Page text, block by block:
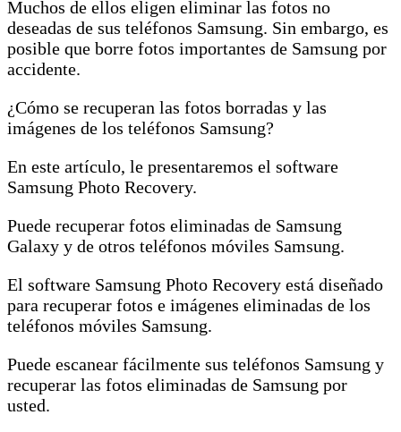
Muchos de ellos eligen eliminar las fotos no
deseadas de sus teléfonos Samsung. Sin embargo, es
posible que borre fotos importantes de Samsung por
accidente.
¿Cómo se recuperan las fotos borradas y las
imágenes de los teléfonos Samsung?
En este artículo, le presentaremos el software
Samsung Photo Recovery.
Puede recuperar fotos eliminadas de Samsung
Galaxy y de otros teléfonos móviles Samsung.
El software Samsung Photo Recovery está diseñado
para recuperar fotos e imágenes eliminadas de los
teléfonos móviles Samsung.
Puede escanear fácilmente sus teléfonos Samsung y
recuperar las fotos eliminadas de Samsung por
usted.